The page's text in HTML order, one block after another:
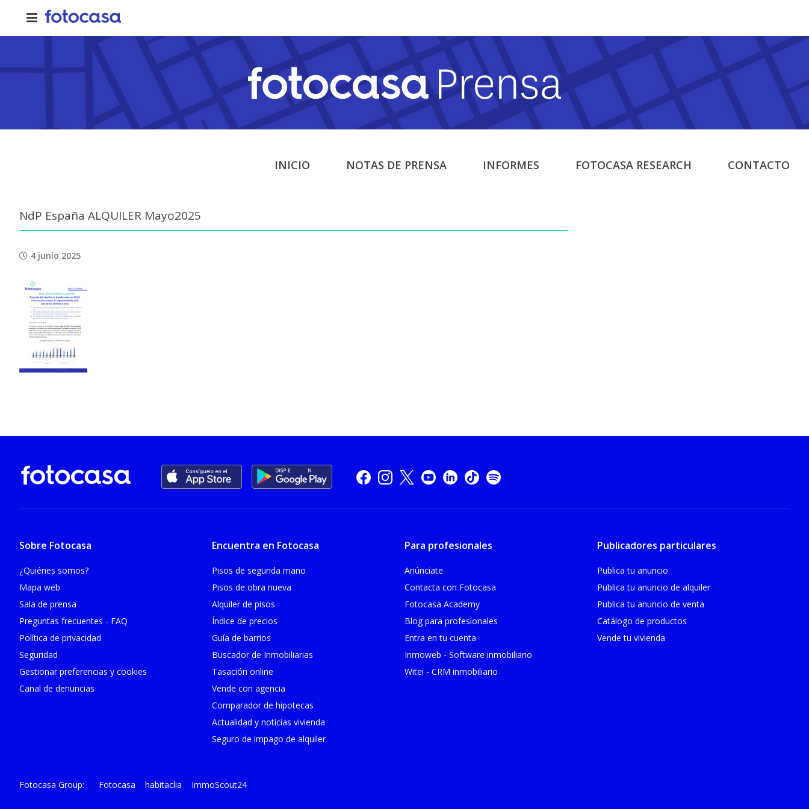
content
INICIO NOTAS DE PRENSA INFORMES FOTOCASA RESEARCH CONTACTO
NdP España ALQUILER Mayo2025
4 junio 2025
Sobre Fotocasa
¿Quiénes somos?
Mapa web
Sala de prensa
Preguntas frecuentes - FAQ
Política de privacidad
Seguridad
Gestionar preferencias y cookies
Canal de denuncias
Encuentra en Fotocasa
Pisos de segunda mano
Pisos de obra nueva
Alquiler de pisos
Índice de precios
Guía de barrios
Buscador de Inmobiliarias
Tasación online
Vende con agencia
Comparador de hipotecas
Actualidad y noticias vivienda
Seguro de impago de alquiler
Para profesionales
Anúnciate
Contacta con Fotocasa
Fotocasa Academy
Blog para profesionales
Entra en tu cuenta
Inmoweb - Software inmobiliario
Witei - CRM inmobiliario
Publicadores particulares
Publica tu anuncio
Publica tu anuncio de alquiler
Publica tu anuncio de venta
Catálogo de productos
Vende tu vivienda
Fotocasa Group Fotocasa habitaclia ImmoScout24